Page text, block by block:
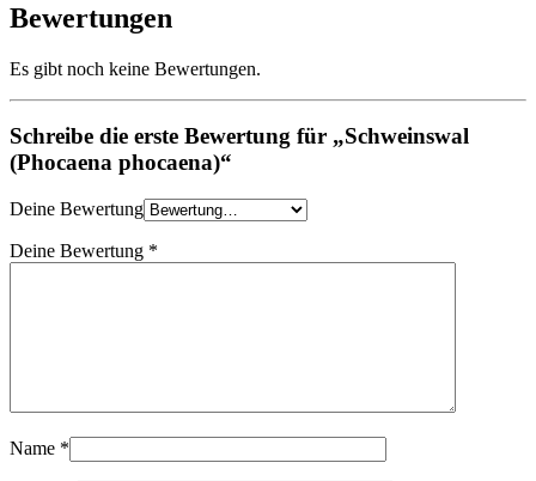
Bewertungen
Es gibt noch keine Bewertungen.
Schreibe die erste Bewertung für „Schweinswal
(Phocaena phocaena)“
Deine Bewertung
Deine Bewertung *
Name *